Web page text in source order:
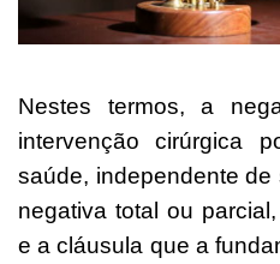
Nestes termos, a
intervenção cirúrgica
saúde, independente
negativa total ou
e a cláusula que a